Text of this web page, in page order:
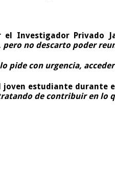
Investigador Privado
pero no descarto poder
pide con urgencia,
joven estudiante durante
de contribuir en lo